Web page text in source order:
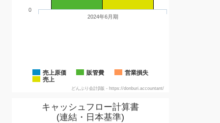
売上原価 販管費
営業損失
売上
2024年6月期
0
どんぶり会計β版 - https://donburi.accountant/
キャッシュフロー計算書
(連結・日本基準)